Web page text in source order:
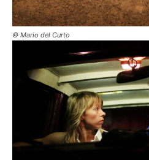
© Mario del Curto